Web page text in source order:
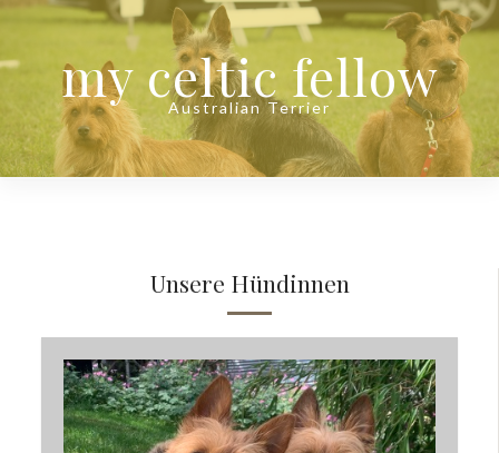
my celtic fellow
Australian Terrier
Unsere Hündinnen